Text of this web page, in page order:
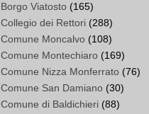
Borgo Viatosto (165)
Collegio dei Rettori (288)
Comune Moncalvo (108)
Comune Montechiaro (169)
Comune Nizza Monferrato (76)
Comune San Damiano (30)
Comune di Baldichieri (88)